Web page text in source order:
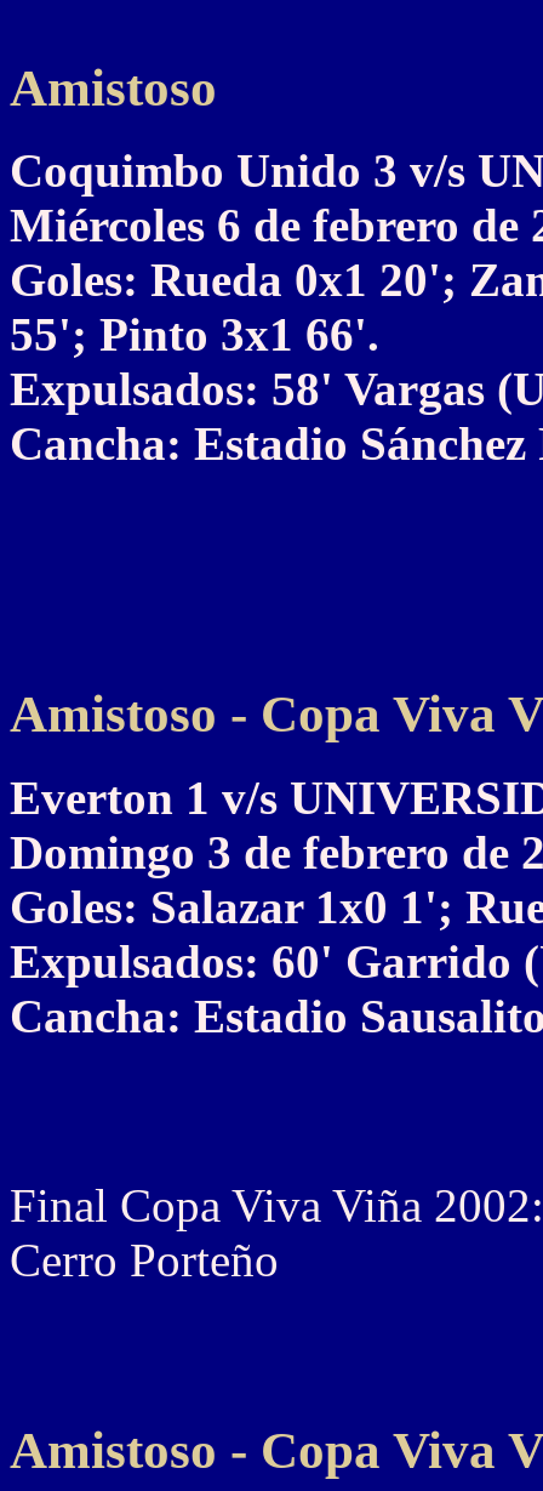
Amistoso
Coquimbo Unido 3 v/s
Miércoles 6 de febrero de
Goles: Rueda 0x1 20';
55'; Pinto 3x1 66'.
Expulsados: 58' Vargas
Cancha: Estadio
Amistoso - Copa Viva
Everton 1 v/s
Domingo 3 de febrero de
Goles: Salazar 1x0 1';
Expulsados: 60' Garrido
Cancha: Estadio
Final Copa Viva Viña
Cerro Porteño
Amistoso - Copa Viva